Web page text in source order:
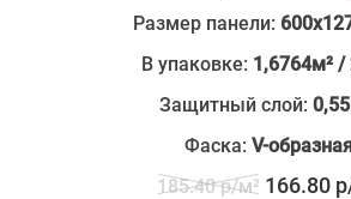
Размер панели:
В упаковке: 1,6764м²
Защитный слой:
Фаска: V-
185.40 р/м² 166.80